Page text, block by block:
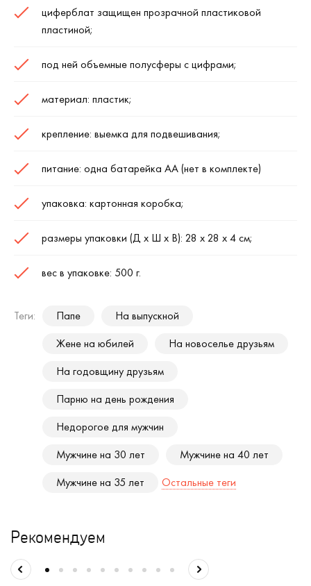
циферблат защищен прозрачной пластиковой
пластиной;
под ней объемные полусферы с цифрами;
материал: пластик;
крепление: выемка для подвешивания;
питание: одна батарейка АА (нет в комплекте)
упаковка: картонная коробка;
размеры упаковки (Д х Ш х В): 28 х 28 х 4 см;
вес в упаковке: 500 г.
Теги: Папе
На выпускной
Жене на юбилей
На новоселье друзьям
На годовщину друзьям
Парню на день рождения
Недорогое для мужчин
Мужчине на 30 лет
Мужчине на 40 лет
Мужчине на 35 лет
Остальные теги
Рекомендуем